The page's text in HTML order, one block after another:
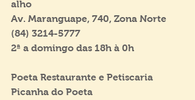
alho
Av. Maranguape, 740, Zona Norte
(84) 3214-5777
2ª a domingo das 18h à 0h
Poeta Restaurante e Petiscaria
Picanha do Poeta